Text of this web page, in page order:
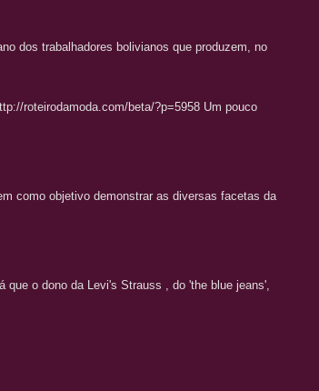
dos trabalhadores bolivianos que produzem, no
roteirodamoda.com/beta/?p=5958 Um pouco
como objetivo demonstrar as diversas facetas da
que o dono da Levi's Strauss , do 'the blue jeans',